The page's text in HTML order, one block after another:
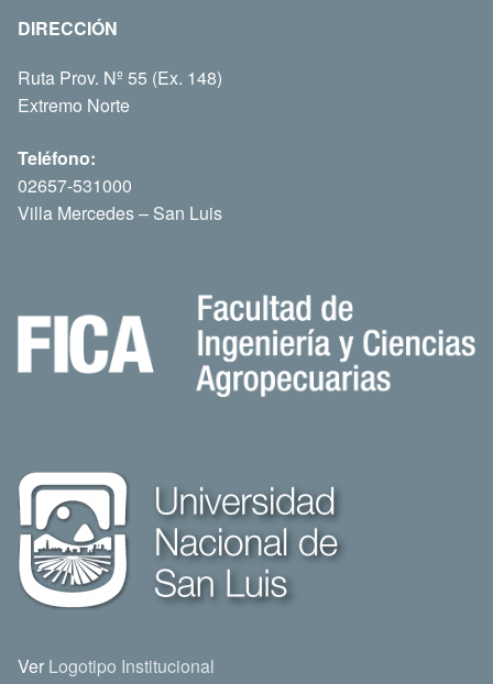
DIRECCIÓN
Ruta Prov. Nº 55 (Ex. 148)
Extremo Norte
Teléfono:
02657-531000
Villa Mercedes – San Luis
Ver Logotipo Institucional